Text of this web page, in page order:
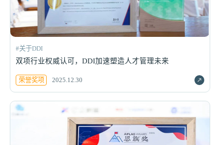
#关于DDI
双项行业权威认可，DDI加速塑造人才管理未来
荣誉奖项 2025.12.30